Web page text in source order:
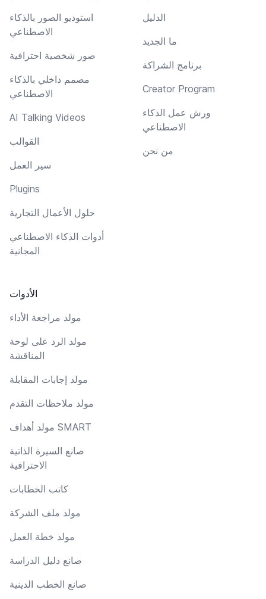
استوديو الصور بالذكاء
الاصطناعي
صور شخصية احترافية
مصمم داخلي بالذكاء
الاصطناعي
AI Talking Videos
القوالب
سير العمل
Plugins
حلول الأعمال التجارية
أدوات الذكاء الاصطناعي
المجانية
الأدوات
مولد مراجعة الأداء
مولد الرد على لوحة
المناقشة
مولد إجابات المقابلة
مولد ملاحظات التقدم
مولد أهداف SMART
صانع السيرة الذاتية
الاحترافية
كاتب الخطابات
مولد ملف الشركة
مولد خطة العمل
صانع دليل الدراسة
صانع الخطب الدينية
الدليل
ما الجديد
برنامج الشراكة
Creator Program
ورش عمل الذكاء
الاصطناعي
من نحن